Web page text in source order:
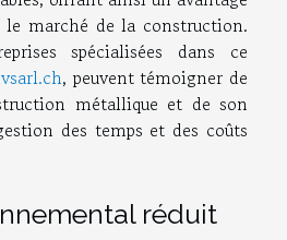
marché de la construction.
spécialisées dans ce
, peuvent témoigner de
métallique et de son
des temps et des coûts
réduit